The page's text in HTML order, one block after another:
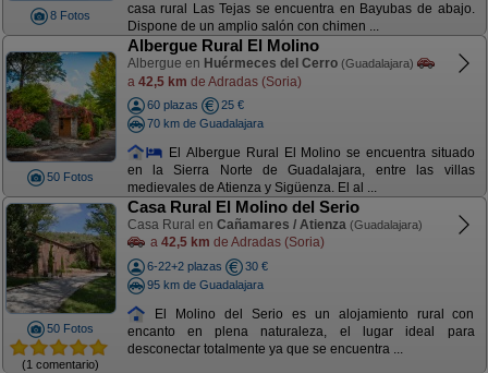
8 Fotos
casa rural Las Tejas se encuentra en Bayubas de abajo.
Dispone de un amplio salón con chimen ...
50 Fotos
Albergue Rural El Molino
Albergue en Huérmeces del Cerro (Guadalajara)
a 42,5 km de Adradas (Soria)
60 plazas
25 €
70 km de Guadalajara
El Albergue Rural El Molino se encuentra situado
en la Sierra Norte de Guadalajara, entre las villas
medievales de Atienza y Sigüenza. El al ...
50 Fotos
(1 comentario)
Casa Rural El Molino del Serio
Casa Rural en Cañamares / Atienza (Guadalajara)
a 42,5 km de Adradas (Soria)
6-22+2 plazas
30 €
95 km de Guadalajara
El Molino del Serio es un alojamiento rural con
encanto en plena naturaleza, el lugar ideal para
desconectar totalmente ya que se encuentra ...